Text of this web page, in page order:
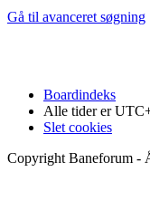
Gå til avanceret søgning
Boardindeks
Alle tider er
Slet cookies
Copyright Baneforum -